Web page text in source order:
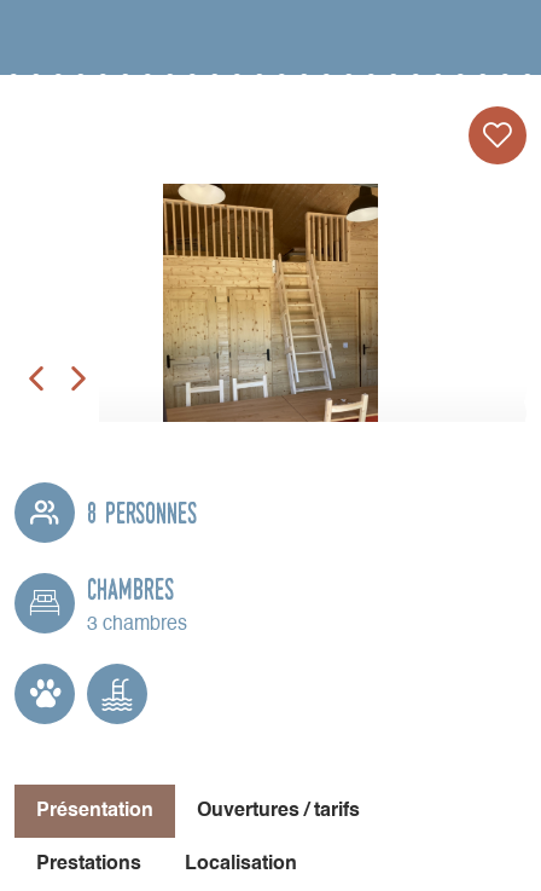
8 personnes
Chambres
3 chambres
Présentation Ouvertures / tarifs
Prestations Localisation